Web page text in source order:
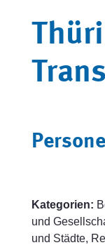
Kategorien:
und
und Städte,